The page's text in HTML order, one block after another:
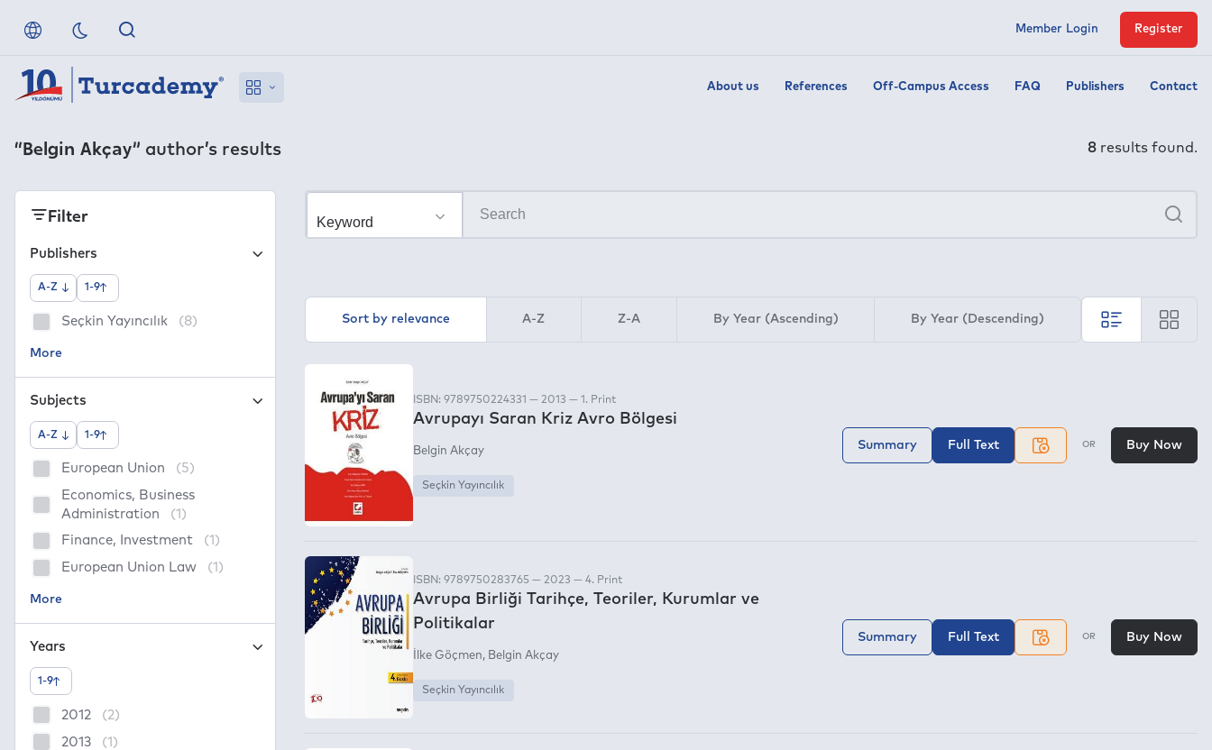
About us References Off-Campus Access FAQ Publishers Contact
Member Login Register
“Belgin Akçay” author’s results 8 results found.
Sort by relevance A-Z Z-A By Year (Ascending) By Year (Descending)
ISBN: 9789750224331 — 2013 — 1. Print
Avrupayı Saran Kriz Avro Bölgesi
Belgin Akçay
Seçkin Yayıncılık
Summary Full Text OR Buy Now
ISBN: 9789750283765 — 2023 — 4. Print
Avrupa Birliği Tarihçe, Teoriler, Kurumlar ve
Politikalar
İlke Göçmen Belgin Akçay
Seçkin Yayıncılık
Summary Full Text OR Buy Now
Filter
Publishers
A-Z 1-9
Seçkin Yayıncılık (8)
Subjects
A-Z 1-9
European Union
(5)
Economics, Business
Administration
(1)
Finance, Investment
(1)
European Union Law
(1)
Years
1-9
2012
(2)
2013
(1)